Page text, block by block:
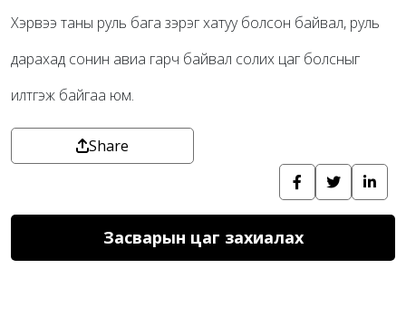
Хэрвээ таны руль бага зэрэг хатуу болсон байвал, руль
дарахад сонин авиа гарч байвал солих цаг болсныг
илтгэж байгаа юм.
Share
Засварын цаг захиалах